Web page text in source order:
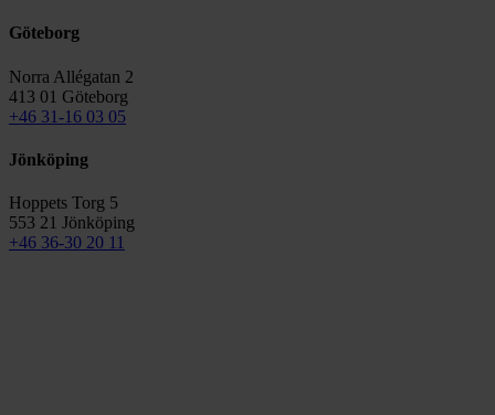
Göteborg
Norra Allégatan 2
413 01 Göteborg
+46 31-16 03 05
Jönköping
Hoppets Torg 5
553 21 Jönköping
+46 36-30 20 11